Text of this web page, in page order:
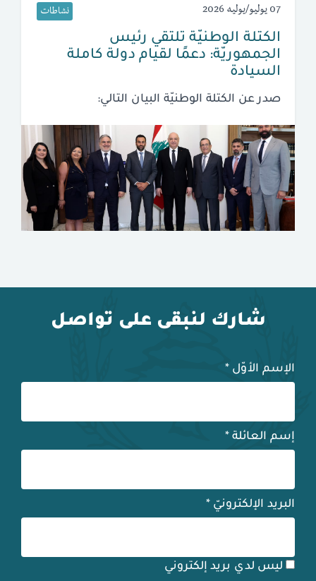
07 يوليو/يوليه 2026 نشاطات
الكتلة الوطنيّة تلتقي رئيس
الجمهوريّة: دعمًا لقيام دولة كاملة
السيادة
صدر عن الكتلة الوطنيّة البيان التالي:
شارك لنبقى على تواصل
الإسم الأوّل *
إسم العائلة *
البريد الإلكترونيّ *
ليس لدي بريد إلكتروني